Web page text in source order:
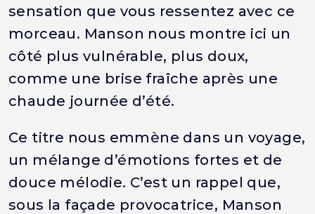
sensation que vous ressentez avec ce
morceau. Manson nous montre ici un
côté plus vulnérable, plus doux,
comme une brise fraîche après une
chaude journée d’été.
Ce titre nous emmène dans un voyage,
un mélange d’émotions fortes et de
douce mélodie. C’est un rappel que,
sous la façade provocatrice, Manson